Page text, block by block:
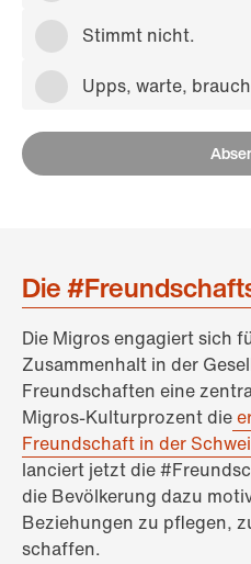
Stimmt nicht.
Upps, warte,
Die
Die Migros engagiert sich
Zusammenhalt in der
Freundschaften eine
Migros-Kulturprozent die
Freundschaft in der
lanciert jetzt die
die Bevölkerung dazu
Beziehungen zu pflegen,
schaffen.